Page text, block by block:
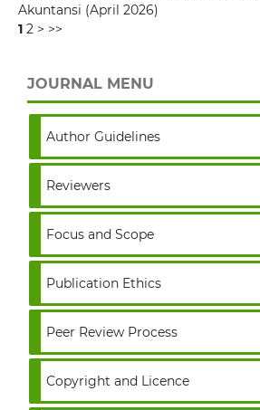
Akuntansi (April 2026)
1 2 > >>
JOURNAL MENU
Author Guidelines
Reviewers
Focus and Scope
Publication Ethics
Peer Review Process
Copyright and Licence